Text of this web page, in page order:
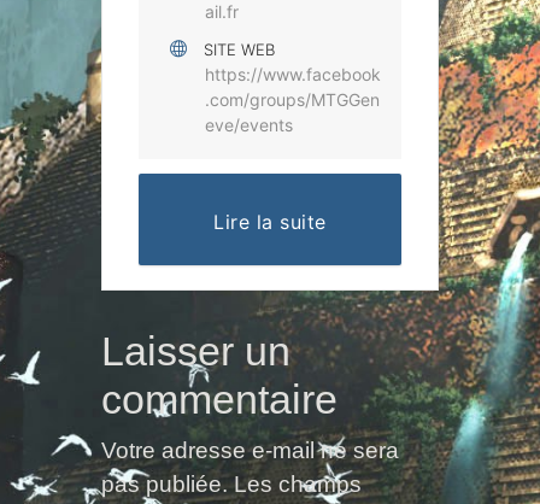
ail.fr
SITE WEB
https://www.facebook
.com/groups/MTGGen
eve/events
Lire la suite
Laisser un
commentaire
Votre adresse e-mail ne sera
pas publiée. Les champs